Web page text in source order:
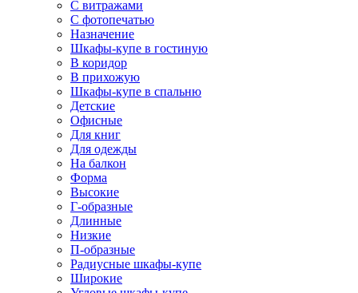
С витражами
С фотопечатью
Назначение
Шкафы-купе в гостиную
В коридор
В прихожую
Шкафы-купе в спальню
Детские
Офисные
Для книг
Для одежды
На балкон
Форма
Высокие
Г-образные
Длинные
Низкие
П-образные
Радиусные шкафы-купе
Широкие